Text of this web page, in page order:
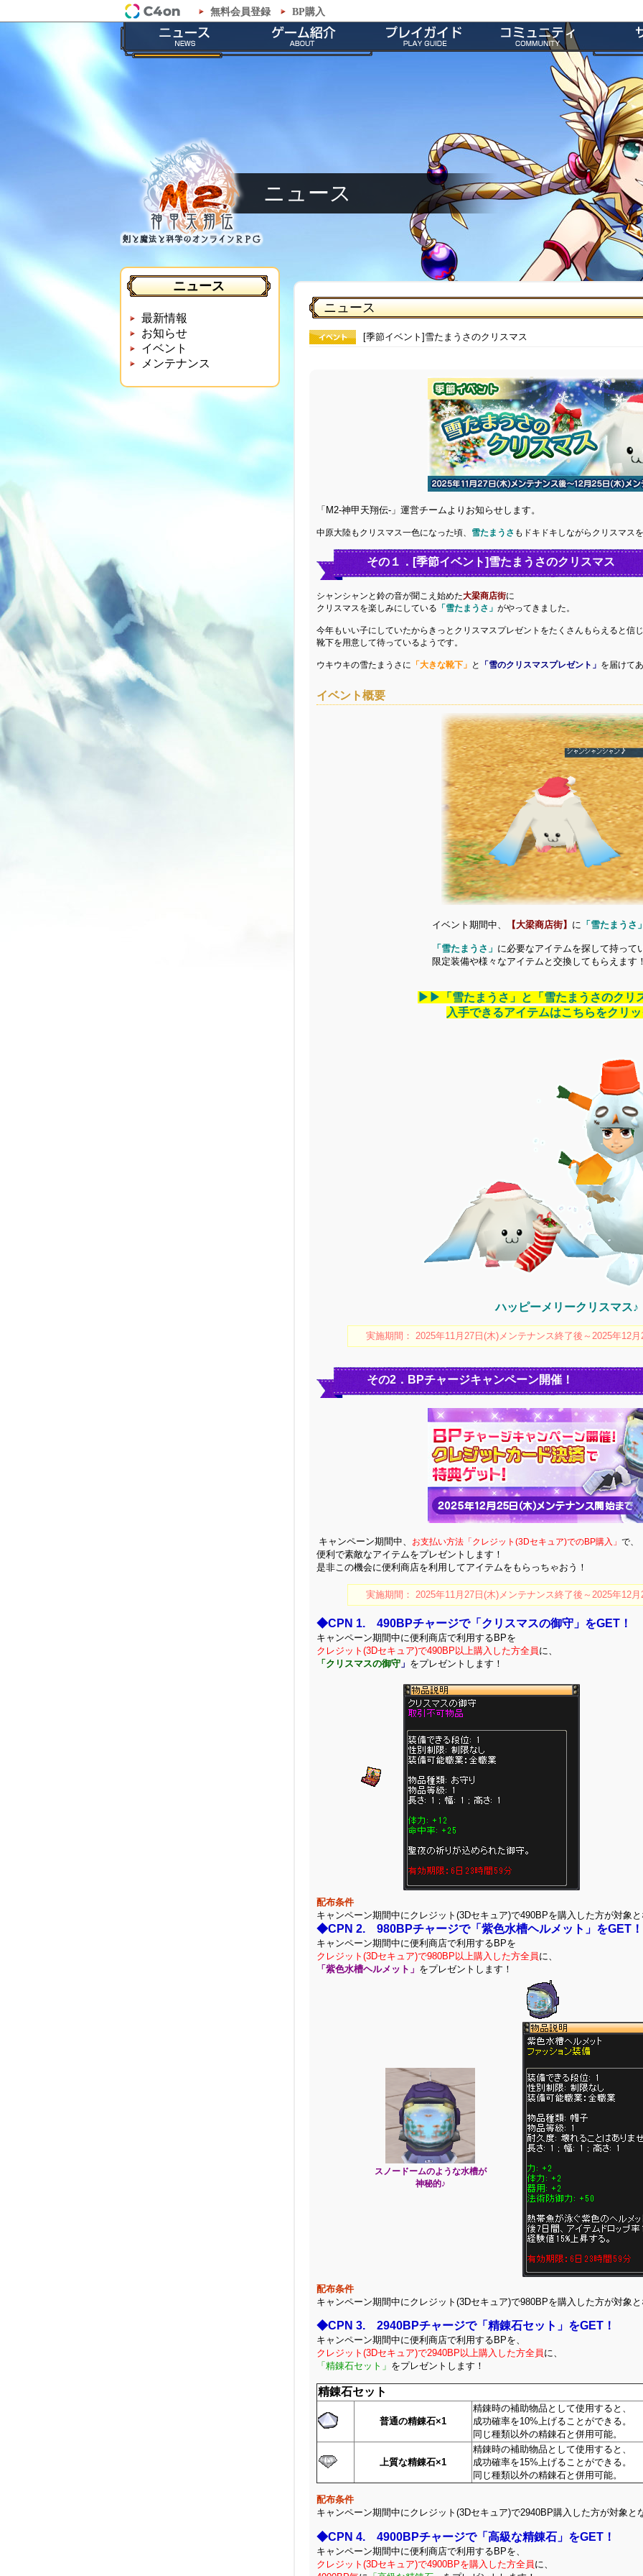
無料会員登録 BP購入
「M2-神甲天翔伝-」公式サイト
ニュース
基本操作
ゲームシステム
師団＆友だち募集掲示板
公式Twitter
ファンキット
ファンサイト
M2オリジナル辞書
師団ランキング
よく
ガ
ニュース
最新情報
お知らせ
イベント
メンテナンス
ニュース
[季節イベント]雪たまうさのクリスマス
「M2-神甲天翔伝-」運営チームよりお知らせします。
中原大陸もクリスマス一色になった頃、 雪たまうさ もドキドキしながらクリスマス
その１．[季節イベント]雪たまうさのクリスマス
シャンシャンと鈴の音が聞こえ始めた大梁商店街に
クリスマスを楽しみにしている 「雪たまうさ」 がやってきました。
今年もいい子にしていたからきっとクリスマスプレゼントをたくさんもらえると信じ
靴下を用意して待っているようです。
ウキウキの雪たまうさに 「大きな靴下」 と 「雪のクリスマスプレゼント」 を届けて
イベント概要
イベント期間中、 【大梁商店街】 に 「雪たまうさ」
「雪たまうさ」 に必要なアイテムを探して持って
限定装備や様々なアイテムと交換してもらえます！
▶▶「雪たまうさ」と「雪たまうさのクリ
入手できるアイテムはこちらをクリ
ハッピーメリークリスマス♪
実施期間： 2025年11月27日(木)メンテナンス終了後～2025年12
その2．BPチャージキャンペーン開催！
キャンペーン期間中、 お支払い方法「クレジット(3Dセキュア)でのBP購入」 で、
便利で素敵なアイテムをプレゼントします！
是非この機会に便利商店を利用してアイテムをもらっちゃおう！
実施期間： 2025年11月27日(木)メンテナンス終了後～2025年12
◆CPN 1. 490BPチャージで「クリスマスの御守」をGET！
キャンペーン期間中に便利商店で利用するBPを
クレジット(3Dセキュア)で490BP以上購入した方全員 に、
「クリスマスの御守 」 をプレゼントします！
配布条件
キャンペーン期間中にクレジット(3Dセキュア)で490BPを購入した方が対象と
◆CPN 2. 980BPチャージで「紫色水槽ヘルメット」をGET！
キャンペーン期間中に便利商店で利用するBPを
クレジット(3Dセキュア)で980BP以上購入した方全員 に、
「紫色水槽ヘルメット」 をプレゼントします！
スノードームのような水槽が
神秘的♪
配布条件
キャンペーン期間中にクレジット(3Dセキュア)で980BPを購入した方が対象と
◆CPN 3. 2940BPチャージで「精錬石セット」をGET！
キャンペーン期間中に便利商店で利用するBPを、
クレジット(3Dセキュア)で2940BP以上購入した方全員 に、
「精錬石セット」 をプレゼントします！
精錬石セット
普通の精錬石×1
精錬時の補助物品として使用すると、
成功確率を10%上げることができる。
同じ種類以外の精錬石と併用可能。
上質な精錬石×1
精錬時の補助物品として使用すると、
成功確率を15%上げることができる。
同じ種類以外の精錬石と併用可能。
配布条件
キャンペーン期間中にクレジット(3Dセキュア)で2940BP購入した方が対象と
◆CPN 4. 4900BPチャージで「高級な精錬石」をGET！
キャンペーン期間中に便利商店で利用するBPを、
クレジット(3Dセキュア)で4900B Pを購入した方全員 に、